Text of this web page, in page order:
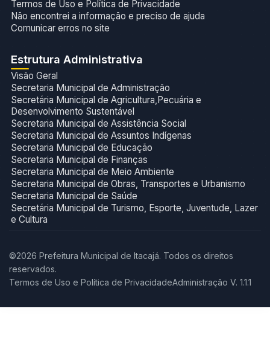
Termos de Uso e Política de Privacidade
Não encontrei a informação e preciso de ajuda
Comunicar erros no site
Estrutura Administrativa
Visão Geral
Secretaria Municipal de Administração
Secretária Municipal de Agricultura,Pecuária e
Desenvolvimento Sustentável
Secretaria Municipal de Assistência Social
Secretaria Municipal de Assuntos Indígenas
Secretaria Municipal de Educação
Secretaria Municipal de Finanças
Secretaria Municipal de Meio Ambiente
Secretaria Municipal de Obras, Transportes e Urbanismo
Secretaria Municipal de Saúde
Secretária Municipal de Turismo, Esporte, Juventude, Lazer
e Cultura
©2026 Prefeitura Municipal de Itacajá. Todos os direitos
reservados.
Termos de Uso e Política de PrivacidadeAdministração V. 1.1.1